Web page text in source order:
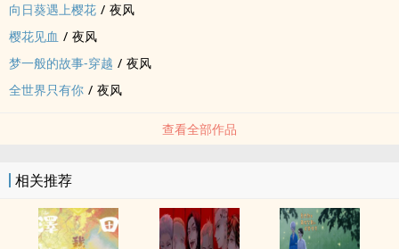
向日葵遇上樱花 / 夜风
樱花见血 / 夜风
梦一般的故事-穿越 / 夜风
全世界只有你 / 夜风
查看全部作品
相关推荐